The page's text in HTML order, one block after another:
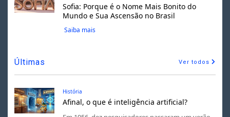
Sofia: Porque é o Nome Mais Bonito do
Mundo e Sua Ascensão no Brasil
Saiba mais
Últimas Ver todos
História
Afinal, o que é inteligência artificial?